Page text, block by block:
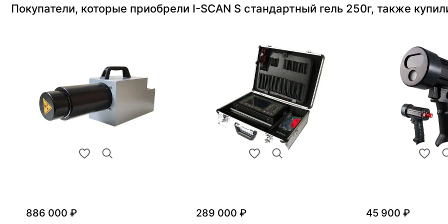
Покупатели, которые приобрели I-SCAN S стандартный гель 250г, также
886 000 ₽ 289 000 ₽ 45 900 ₽